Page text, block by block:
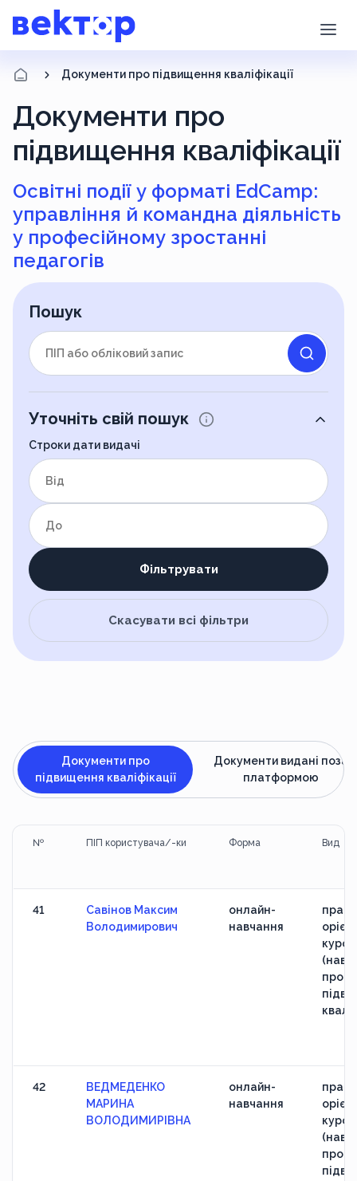
Документи про підвищення кваліфікації
Документи про
підвищення кваліфікації
Освітні події у форматі EdCamp:
управління й командна діяльність
у професійному зростанні
педагогів
Пошук
Уточніть свій пошук
Строки дати видачі
Фільтрувати
Скасувати всі фільтри
Документи про
підвищення кваліфікації
Документи видані поза
платформою
№ ПІП користувача/-ки Форма Вид
41
Савінов Максим
Володимирович
онлайн-
навчання
курс
42
ВЕДМЕДЕНКО
МАРИНА
ВОЛОДИМИРІВНА
онлайн-
навчання
курс